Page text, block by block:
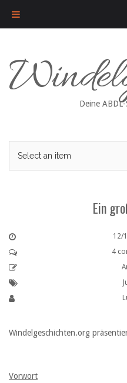
content
Deine
Ein
12/
4
Windelgeschichten.org
Vorwort